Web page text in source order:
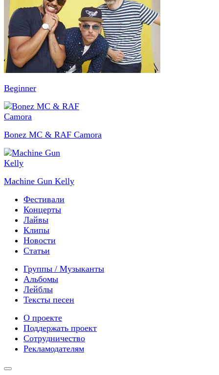
Beginner
Bonez MC & RAF Camora
Machine Gun Kelly
Фестивали
Концерты
Лайвы
Клипы
Новости
Статьи
Группы / Музыканты
Альбомы
Лейблы
Тексты песен
О проекте
Поддержать проект
Сотрудничество
Рекламодателям